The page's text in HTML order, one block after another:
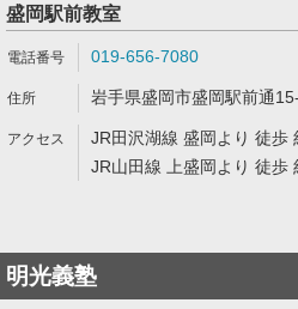
盛岡駅前教室
019-656-7080
岩手県盛岡市盛岡駅前通
JR田沢湖線 盛岡より 徒歩
JR山田線 上盛岡より 徒歩
明光義塾